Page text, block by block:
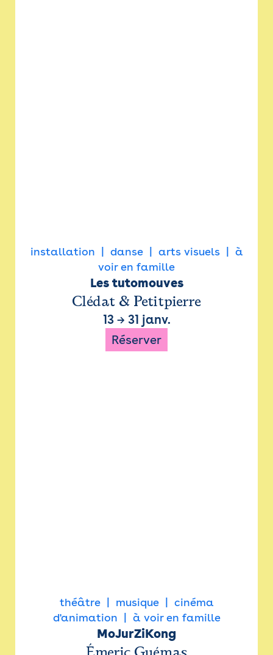
installation danse arts visuels
à
voir en famille
Les tutomouves
Clédat & Petitpierre
13→ 31 janv.
Réserver
théâtre musique
cinéma
d'animation
à voir en famille
MoJurZiKong